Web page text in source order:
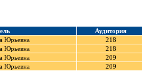
Аудитория
Юрьевна
218
Юрьевна
218
Юрьевна
209
Юрьевна
209